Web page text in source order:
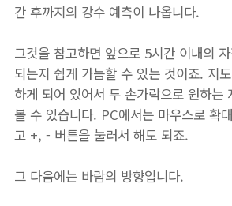
간 후까지의 강수 예측이 나옵니다.
그것을 참고하면 앞으로 5시간 이내의
되는지 쉽게 가늠할 수 있는 것이죠. 지
하게 되어 있어서 두 손가락으로 원하는
볼 수 있습니다. PC에서는 마우스로 확
고 +, - 버튼을 눌러서 해도 되죠.
그 다음에는 바람의 방향입니다.